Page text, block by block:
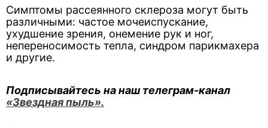
Симптомы рассеянного склероза могут быть
различными: частое мочеиспускание,
ухудшение зрения, онемение рук и ног,
непереносимость тепла, синдром парикмахера
и другие.
Подписывайтесь на наш телеграм-канал
«Звездная пыль».